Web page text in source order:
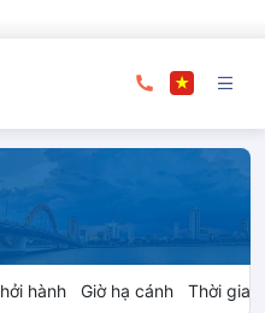
hành Giờ hạ cánh Thời